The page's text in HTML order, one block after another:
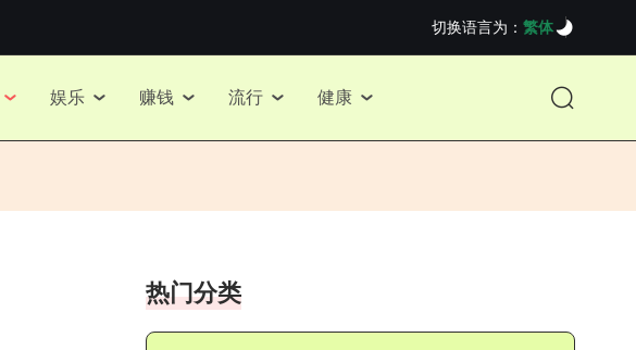
切换语言为： 繁体
娱乐 赚钱 流行 健康
热门分类